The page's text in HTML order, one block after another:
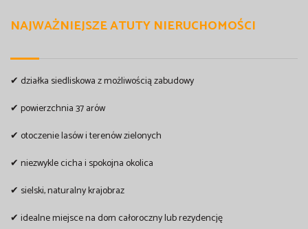
NAJWAŻNIEJSZE ATUTY NIERUCHOMOŚCI
✔ działka siedliskowa z możliwością zabudowy
✔ powierzchnia 37 arów
✔ otoczenie lasów i terenów zielonych
✔ niezwykle cicha i spokojna okolica
✔ sielski, naturalny krajobraz
✔ idealne miejsce na dom całoroczny lub rezydencję